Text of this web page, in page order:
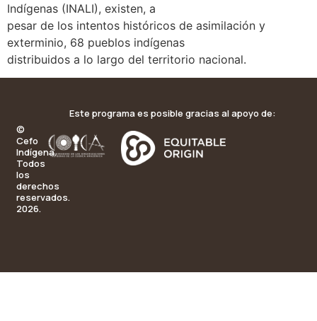
Indígenas (INALI), existen, a
pesar de los intentos históricos de asimilación y
exterminio, 68 pueblos indígenas
distribuidos a lo largo del territorio nacional.
©
Cefo
Indígena.
Todos
los
derechos
reservados.
2026.
Este programa es posible gracias al apoyo de: